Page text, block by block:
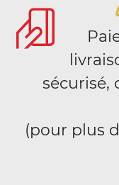
sécurisé,
(pour plus